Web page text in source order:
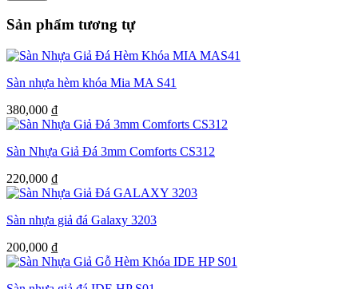
Sản phẩm tương tự
Sàn nhựa hèm khóa Mia MA S41
380,000 ₫
Sàn Nhựa Giả Đá 3mm Comforts CS312
220,000 ₫
Sàn nhựa giả đá Galaxy 3203
200,000 ₫